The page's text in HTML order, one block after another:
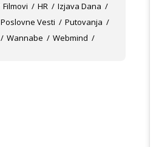
Filmovi HR
Izjava Dana
Poslovne Vesti
Putovanja
Wannabe Webmind